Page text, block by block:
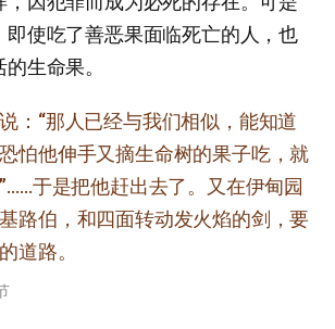
即使吃了善恶果面临死亡的人，也
生命果。
：“那人已经与我们相似，能知道
怕他伸手又摘生命树的果子吃，就
于是把他赶出去了。又在伊甸园
路伯，和四面转动发火焰的剑，要
道路。